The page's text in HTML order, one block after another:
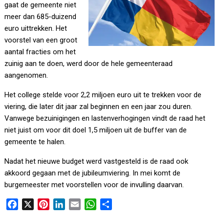
gaat de gemeente niet
meer dan 685-duizend
euro uittrekken. Het
voorstel van een groot
aantal fracties om het
zuinig aan te doen, werd door de hele gemeenteraad
aangenomen.
Het college stelde voor 2,2 miljoen euro uit te trekken voor de
viering, die later dit jaar zal beginnen en een jaar zou duren.
Vanwege bezuinigingen en lastenverhogingen vindt de raad het
niet juist om voor dit doel 1,5 miljoen uit de buffer van de
gemeente te halen.
Nadat het nieuwe budget werd vastgesteld is de raad ook
akkoord gegaan met de jubileumviering. In mei komt de
burgemeester met voorstellen voor de invulling daarvan.
W